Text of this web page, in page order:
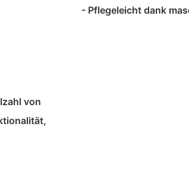
- Pflegeleicht dank
von